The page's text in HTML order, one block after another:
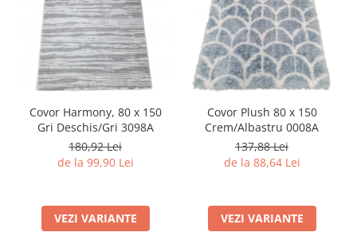
Covor Harmony, 80 x 150
Gri Deschis/Gri 3098A
180,92 Lei
de la 99,90 Lei
VEZI VARIANTE
Covor Plush 80 x 150
Crem/Albastru 0008A
137,88 Lei
de la 88,64 Lei
VEZI VARIANTE